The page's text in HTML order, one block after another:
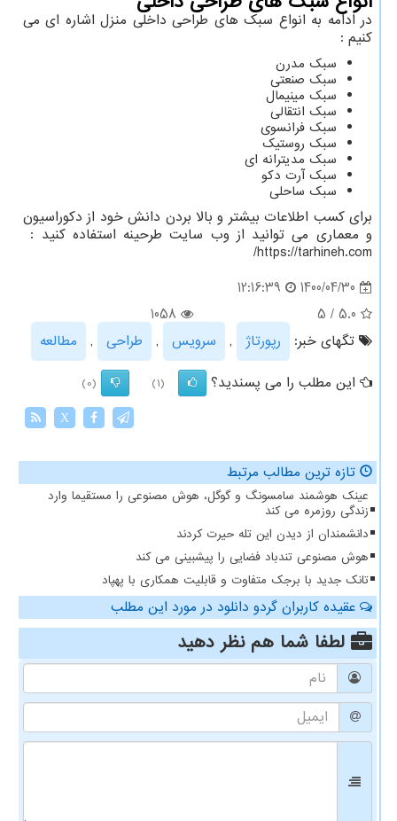
در ادامه به انواع سبک های طراحی داخلی منزل اشاره ای می
کنیم :
سبک مدرن
سبک صنعتی
سبک مینیمال
سبک انتقالی
سبک فرانسوی
سبک روستیک
سبک مدیترانه ای
سبک آرت دکو
سبک ساحلی
برای کسب اطلاعات بیشتر و بالا بردن دانش خود از دکوراسیون
و معماری می توانید از وب سایت طرحینه استفاده کنید :
https://tarhineh.com
/
1400/04/30
12:16:39
5.0
/
5
1058
تگهای خبر:
رپورتاژ , سرویس , طراحی ,
مطالعه
این مطلب را می پسندید؟
(1)
(0)
X
تازه ترین مطالب مرتبط
عینک هوشمند سامسونگ و گوگل، هوش مصنوعی را مستقیما وارد
زندگی روزمره می کند
دانشمندان از دیدن این تله حیرت کردند
هوش مصنوعی تندباد فضایی را پیشبینی می کند
تانک جدید با برجک متفاوت و قابلیت همکاری با پهپاد
عقیده کاربران گردو دانلود در مورد این مطلب
لطفا شما همنظر دهید